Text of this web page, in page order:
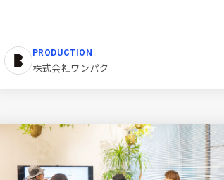
PRODUCTION
株式会社ワンパク